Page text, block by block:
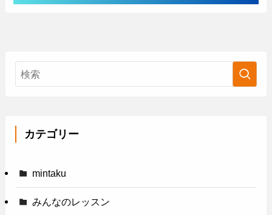
カテゴリー
mintaku
みんなのレッスン